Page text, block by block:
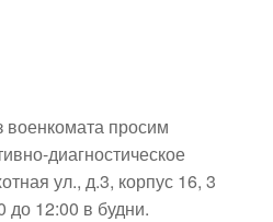
военкомата просим
диагностическое
ул., д.3, корпус 16, 3
до 12:00 в будни.